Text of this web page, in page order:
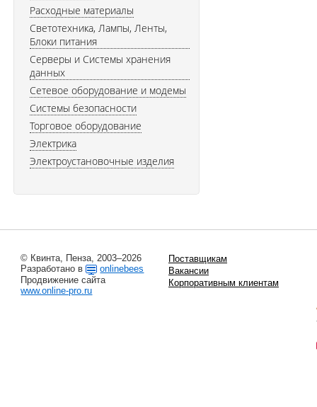
Расходные материалы
Светотехника, Лампы, Ленты,
Блоки питания
Серверы и Системы хранения
данных
Сетевое оборудование и модемы
Системы безопасности
Торговое оборудование
Электрика
Электроустановочные изделия
© Квинта, Пенза, 2003–2026
Разработано в
onlinebees
Продвижение сайта
www.online-pro.ru
Поставщикам
Вакансии
Корпоративным клиентам